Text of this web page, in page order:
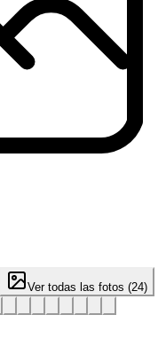
Ver todas las fotos (24)